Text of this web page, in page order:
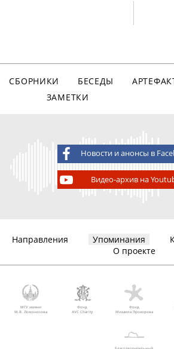
СБОРНИКИ БЕСЕДЫ
ЗАМЕТКИ
Новости и анонсы в
Видео-архив на
Направления Упоминания
О проекте
МГУ имени
М.В. Ломоносова
Фонд
AVC Charity
Фонд
Михаила Прохорова